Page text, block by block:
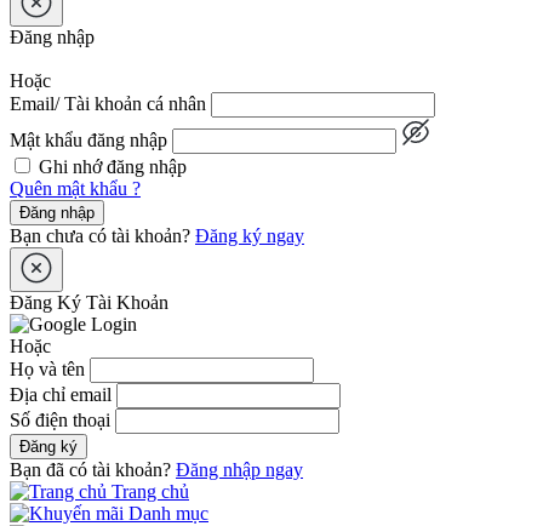
Đăng nhập
Hoặc
Email/ Tài khoản cá nhân
Mật khẩu đăng nhập
Ghi nhớ đăng nhập
Quên mật khẩu ?
Đăng nhập
Bạn chưa có tài khoản? Đăng ký ngay
Đăng Ký Tài Khoản
Hoặc
Họ và tên
Địa chỉ email
Số điện thoại
Đăng ký
Bạn đã có tài khoản? Đăng nhập ngay
Trang chủ
Danh mục